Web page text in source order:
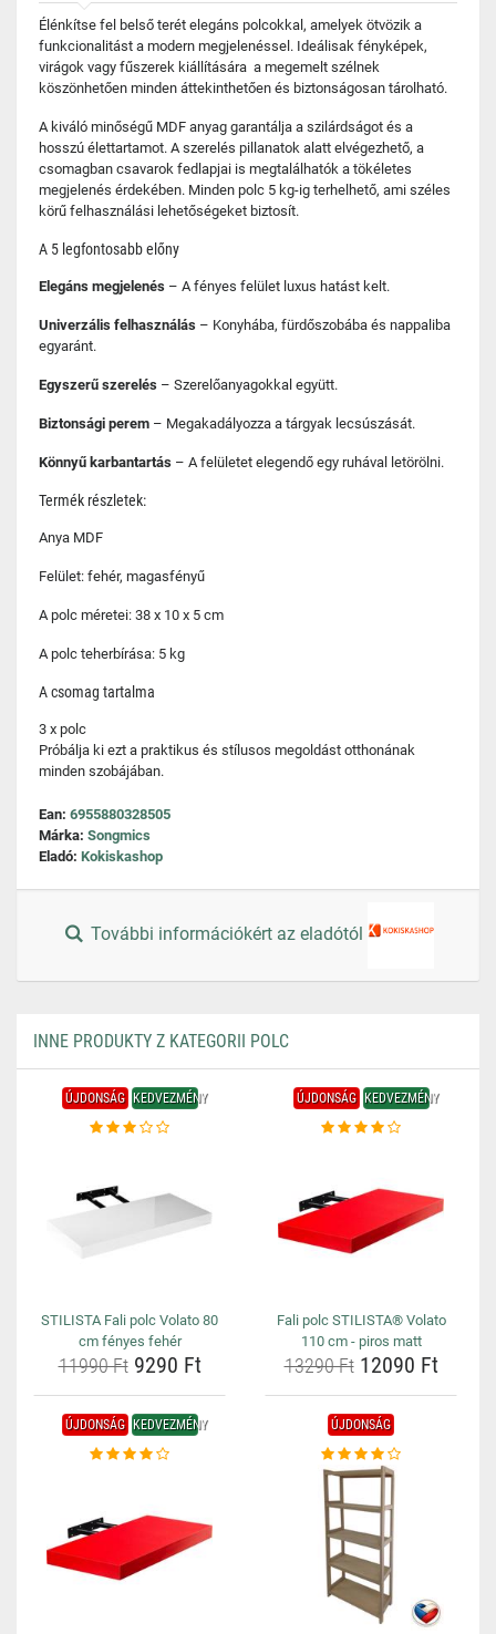
Élénkítse fel belső terét elegáns polcokkal, amelyek ötvözik a
funkcionalitást a modern megjelenéssel. Ideálisak fényképek,
virágok vagy fűszerek kiállítására a megemelt szélnek
köszönhetően minden áttekinthetően és biztonságosan tárolható.
A kiváló minőségű MDF anyag garantálja a szilárdságot és a
hosszú élettartamot. A szerelés pillanatok alatt elvégezhető, a
csomagban csavarok fedlapjai is megtalálhatók a tökéletes
megjelenés érdekében. Minden polc 5 kg-ig terhelhető, ami széles
körű felhasználási lehetőségeket biztosít.
A 5 legfontosabb előny
Elegáns megjelenés – A fényes felület luxus hatást kelt.
Univerzális felhasználás – Konyhába, fürdőszobába és nappaliba
egyaránt.
Egyszerű szerelés – Szerelőanyagokkal együtt.
Biztonsági perem – Megakadályozza a tárgyak lecsúszását.
Könnyű karbantartás – A felületet elegendő egy ruhával letörölni.
Termék részletek:
Anya MDF
Felület: fehér, magasfényű
A polc méretei: 38 x 10 x 5 cm
A polc teherbírása: 5 kg
A csomag tartalma
3 x polc
Próbálja ki ezt a praktikus és stílusos megoldást otthonának
minden szobájában.
Ean: 6955880328505
Márka: Songmics
Eladó: Kokiskashop
További információkért az eladótól
INNE PRODUKTY Z KATEGORII POLC
ÚJDONSÁG KEDVEZMÉNY
STILISTA Fali polc Volato 80
cm fényes fehér
11990 Ft9290 Ft
ÚJDONSÁG KEDVEZMÉNY
Fali polc STILISTA® Volato
110 cm - piros matt
13290 Ft12090 Ft
ÚJDONSÁG KEDVEZMÉNY ÚJDONSÁG